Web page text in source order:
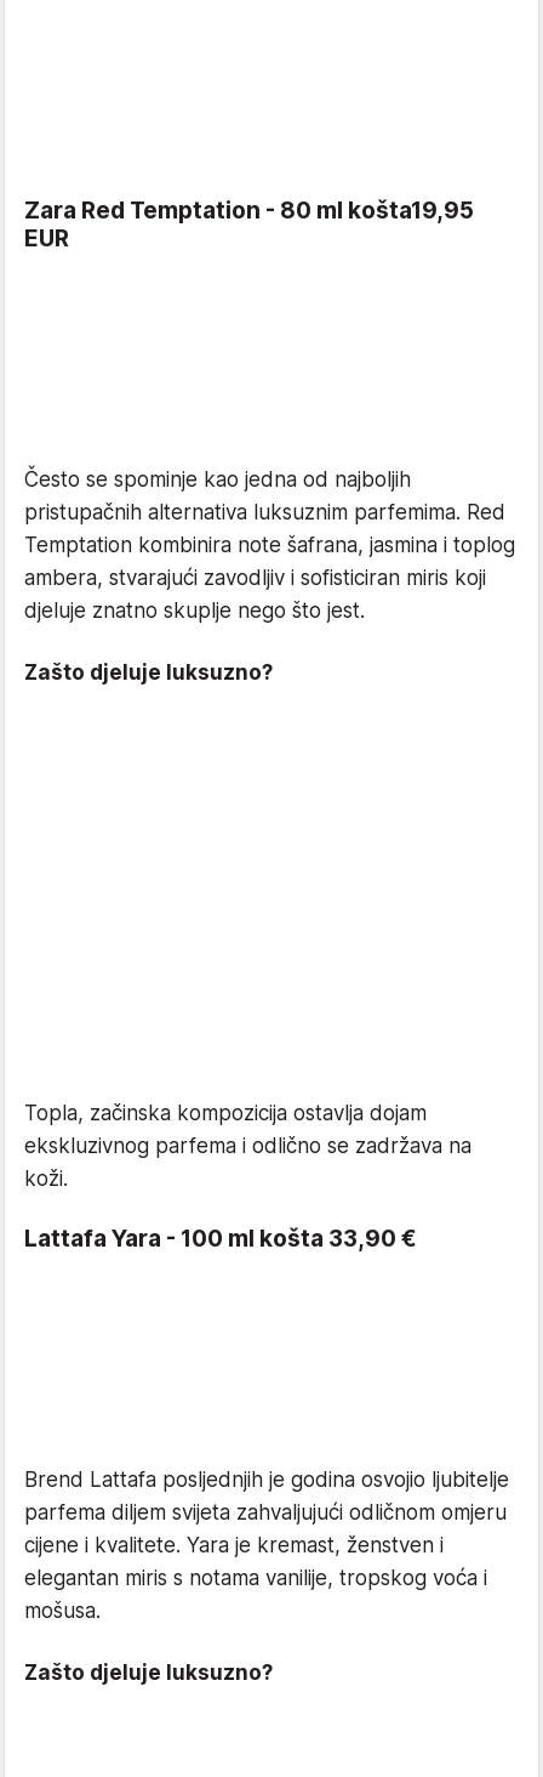
Zara Red Temptation - 80 ml košta19,95
EUR
Često se spominje kao jedna od najboljih
pristupačnih alternativa luksuznim parfemima. Red
Temptation kombinira note šafrana, jasmina i toplog
ambera, stvarajući zavodljiv i sofisticiran miris koji
djeluje znatno skuplje nego što jest.
Zašto djeluje luksuzno?
Topla, začinska kompozicija ostavlja dojam
ekskluzivnog parfema i odlično se zadržava na
koži.
Lattafa Yara - 100 ml košta 33,90 €
Brend Lattafa posljednjih je godina osvojio ljubitelje
parfema diljem svijeta zahvaljujući odličnom omjeru
cijene i kvalitete. Yara je kremast, ženstven i
elegantan miris s notama vanilije, tropskog voća i
mošusa.
Zašto djeluje luksuzno?